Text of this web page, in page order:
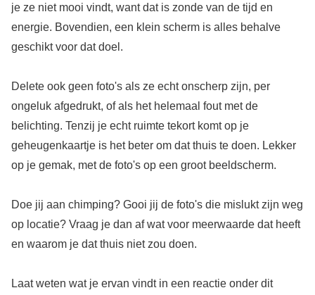
je ze niet mooi vindt, want dat is zonde van de tijd en
energie. Bovendien, een klein scherm is alles behalve
geschikt voor dat doel.
Delete ook geen foto's als ze echt onscherp zijn, per
ongeluk afgedrukt, of als het helemaal fout met de
belichting. Tenzij je echt ruimte tekort komt op je
geheugenkaartje is het beter om dat thuis te doen. Lekker
op je gemak, met de foto's op een groot beeldscherm.
Doe jij aan chimping? Gooi jij de foto's die mislukt zijn weg
op locatie? Vraag je dan af wat voor meerwaarde dat heeft
en waarom je dat thuis niet zou doen.
Laat weten wat je ervan vindt in een reactie onder dit